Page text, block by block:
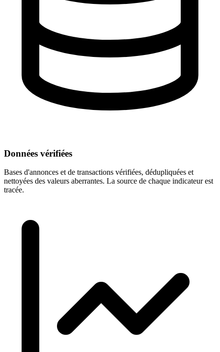
Données vérifiées
Bases d'annonces et de transactions vérifiées, dédupliquées et
nettoyées des valeurs aberrantes. La source de chaque indicateur est
tracée.